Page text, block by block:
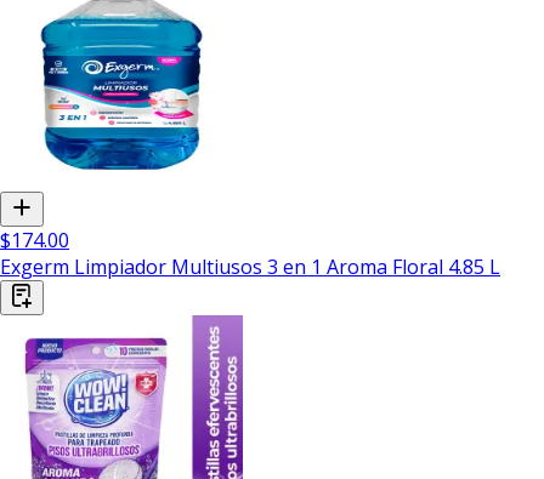
$174.00
Exgerm Limpiador Multiusos 3 en 1 Aroma Floral 4.85 L